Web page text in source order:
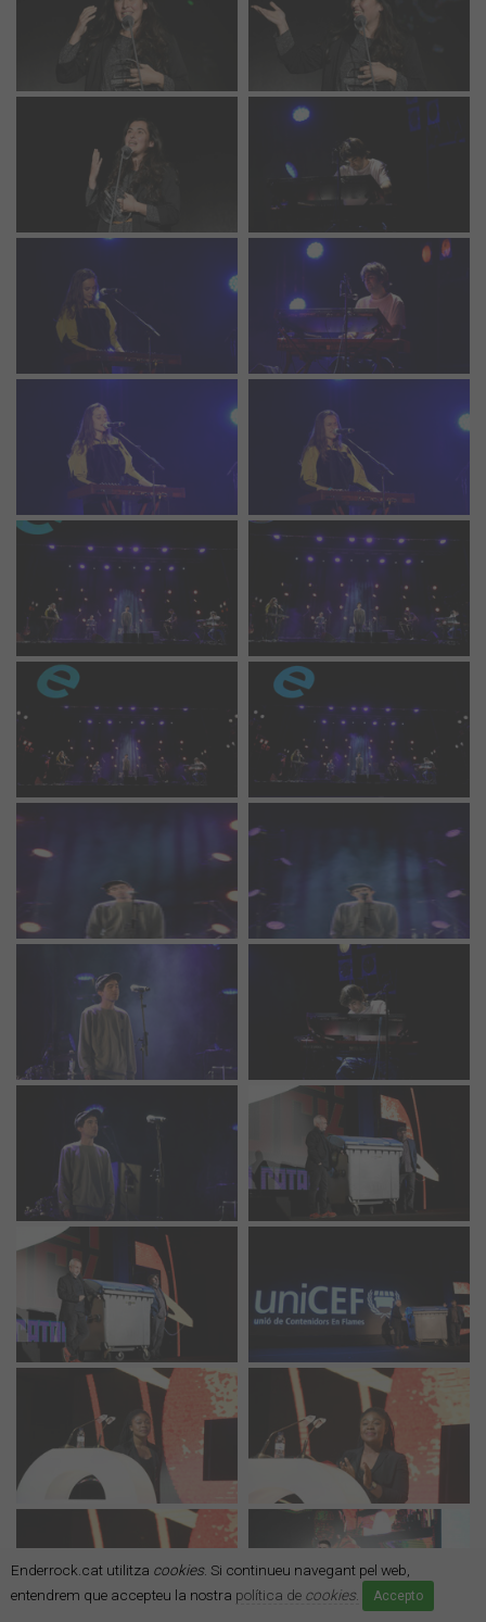
Enderrock.cat utilitza cookies. Si continueu navegant pel web,
entendrem que accepteu la nostra política de cookies. Accepto